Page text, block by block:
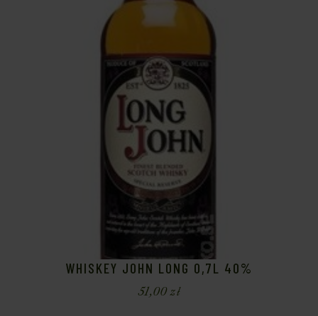
WHISKEY JOHN LONG 0,7L 40%
51,00zł